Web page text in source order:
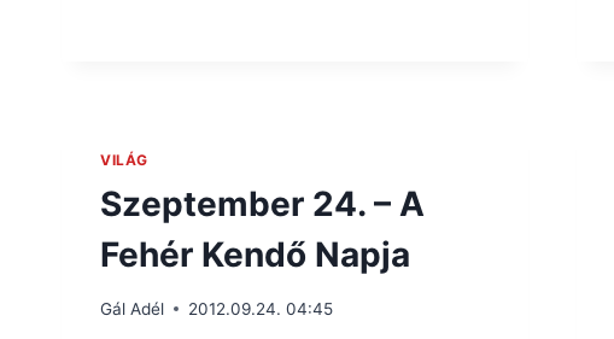
VILÁG
Szeptember 24. – A
Fehér Kendő Napja
Gál Adél 2012.09.24. 04:45